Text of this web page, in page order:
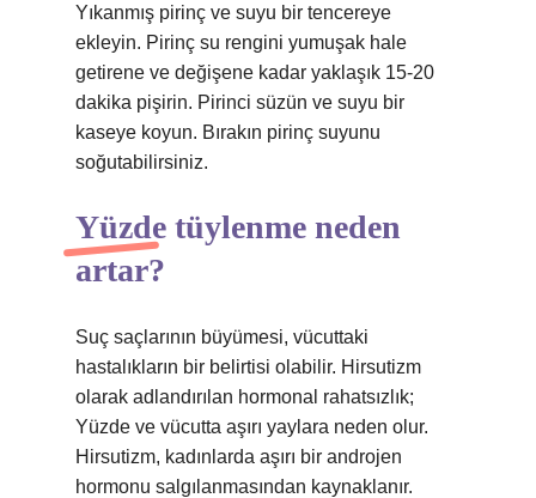
Yıkanmış pirinç ve suyu bir tencereye
ekleyin. Pirinç su rengini yumuşak hale
getirene ve değişene kadar yaklaşık 15-20
dakika pişirin. Pirinci süzün ve suyu bir
kaseye koyun. Bırakın pirinç suyunu
soğutabilirsiniz.
Yüzde tüylenme neden
artar?
Suç saçlarının büyümesi, vücuttaki
hastalıkların bir belirtisi olabilir. Hirsutizm
olarak adlandırılan hormonal rahatsızlık;
Yüzde ve vücutta aşırı yaylara neden olur.
Hirsutizm, kadınlarda aşırı bir androjen
hormonu salgılanmasından kaynaklanır.